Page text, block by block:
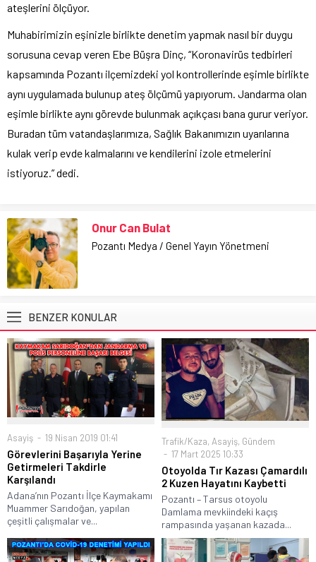
ateşlerini ölçüyor.
Muhabirimizin eşinizle birlikte denetim yapmak nasıl bir duygu
sorusuna cevap veren Ebe Büşra Dinç, “Koronavirüs tedbirleri
kapsamında Pozantı ilçemizdeki yol kontrollerinde eşimle birlikte
aynı uygulamada bulunup ateş ölçümü yapıyorum. Jandarma olan
eşimle birlikte aynı görevde bulunmak açıkçası bana gurur veriyor.
Buradan tüm vatandaşlarımıza, Sağlık Bakanımızın uyarılarına
kulak verip evde kalmalarını ve kendilerini izole etmelerini
istiyoruz.” dedi.
Onur Can Bulat
Pozantı Medya / Genel Yayın Yönetmeni
BENZER KONULAR
Asayiş 19 Nisan 2019 01:41
Görevlerini Başarıyla Yerine
Getirmeleri Takdirle
Karşılandı
Adana’nın Pozantı İlçe Kaymakamı
Muammer Sarıdoğan, yapılan
çeşitli çalışmalar ve...
Trafik/Kaza, Asayiş, Gündem
17 Mart 2025 10:33
Otoyolda Tır Kazası Çamardılı
2 Kuzen Hayatını Kaybetti
Pozantı – Tarsus otoyolu
Damlama mevkiindeki kaçış
rampasında yaşanan kazada...